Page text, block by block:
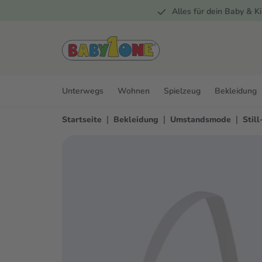
Alles für dein Baby &
Unterwegs Wohnen Spielzeug Bekleidung
Startseite | Bekleidung | Umstandsmode |